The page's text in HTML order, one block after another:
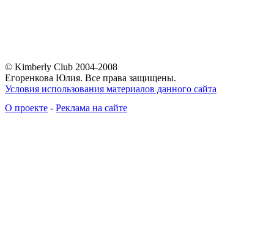
© Kimberly Club 2004-2008
Егоренкова Юлия. Все права защищены.
Условия использования материалов данного сайта
О проекте - Реклама на сайте